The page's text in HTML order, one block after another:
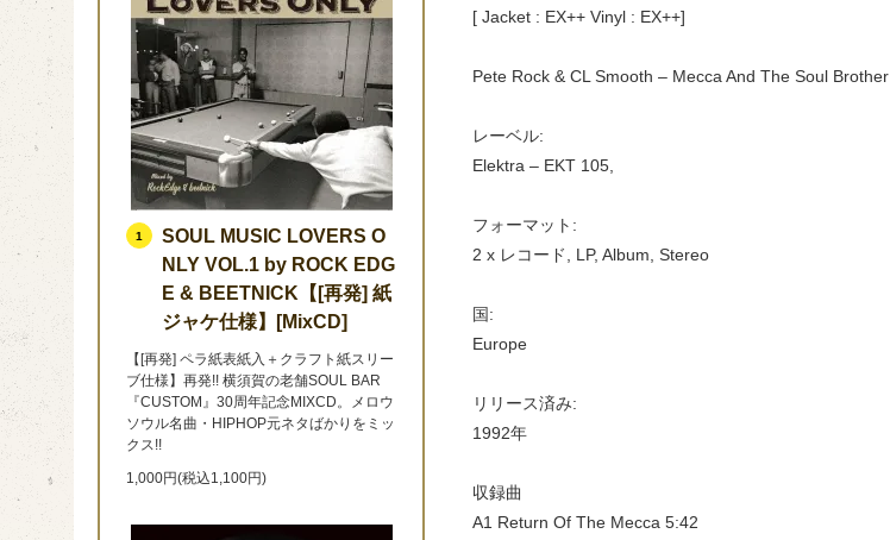
[ Jacket : EX++ Vinyl : EX++]
Pete Rock & CL Smooth – Mecca And The Soul Brother
レーベル:
Elektra – EKT 105,
フォーマット:
2 x レコード, LP, Album, Stereo
国:
Europe
リリース済み:
1992年
収録曲
A1 Return Of The Mecca 5:42
1
SOUL MUSIC LOVERS O
NLY VOL.1 by ROCK EDG
E & BEETNICK【[再発] 紙
ジャケ仕様】[MixCD]
【[再発] ペラ紙表紙入＋クラフト紙スリー
ブ仕様】再発!! 横須賀の老舗SOUL BAR
『CUSTOM』30周年記念MIXCD。メロウ
ソウル名曲・HIPHOP元ネタばかりをミッ
クス!!
1,000円(税込1,100円)